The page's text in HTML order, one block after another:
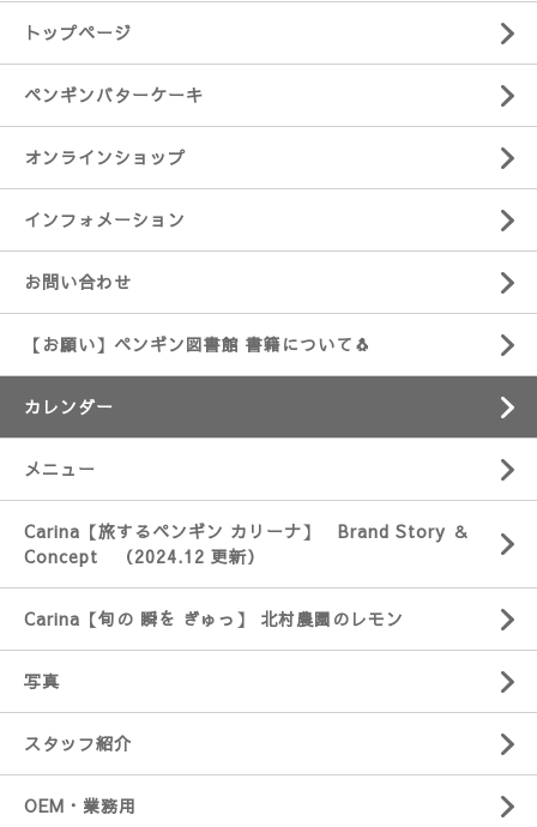
トップページ
ペンギンバターケーキ
オンラインショップ
インフォメーション
お問い合わせ
【お願い】ペンギン図書館 書籍について🐧
カレンダー
メニュー
Carina【旅するペンギン カリーナ】 Brand Story ＆
Concept （2024.12 更新）
Carina【旬の 瞬を ぎゅっ】 北村農園のレモン
写真
スタッフ紹介
OEM・業務用